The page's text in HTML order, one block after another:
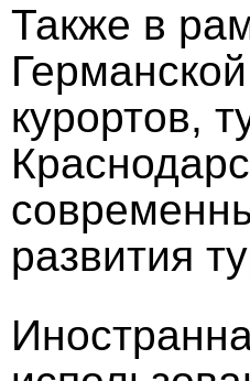
Также в
курортов,
развития